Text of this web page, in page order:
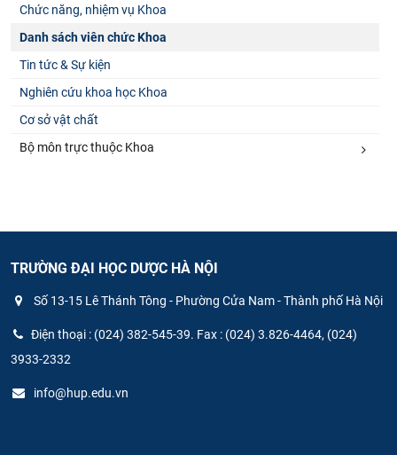
Chức năng, nhiệm vụ Khoa
Danh sách viên chức Khoa
Tin tức & Sự kiện
Nghiên cứu khoa học Khoa
Cơ sở vật chất
Bộ môn trực thuộc Khoa
TRƯỜNG ĐẠI HỌC DƯỢC HÀ NỘI
Số 13-15 Lê Thánh Tông - Phường Cửa Nam - Thành phố Hà Nội
Điện thoại : (024) 382-545-39. Fax : (024) 3.826-4464, (024)
3933-2332
info@hup.edu.vn